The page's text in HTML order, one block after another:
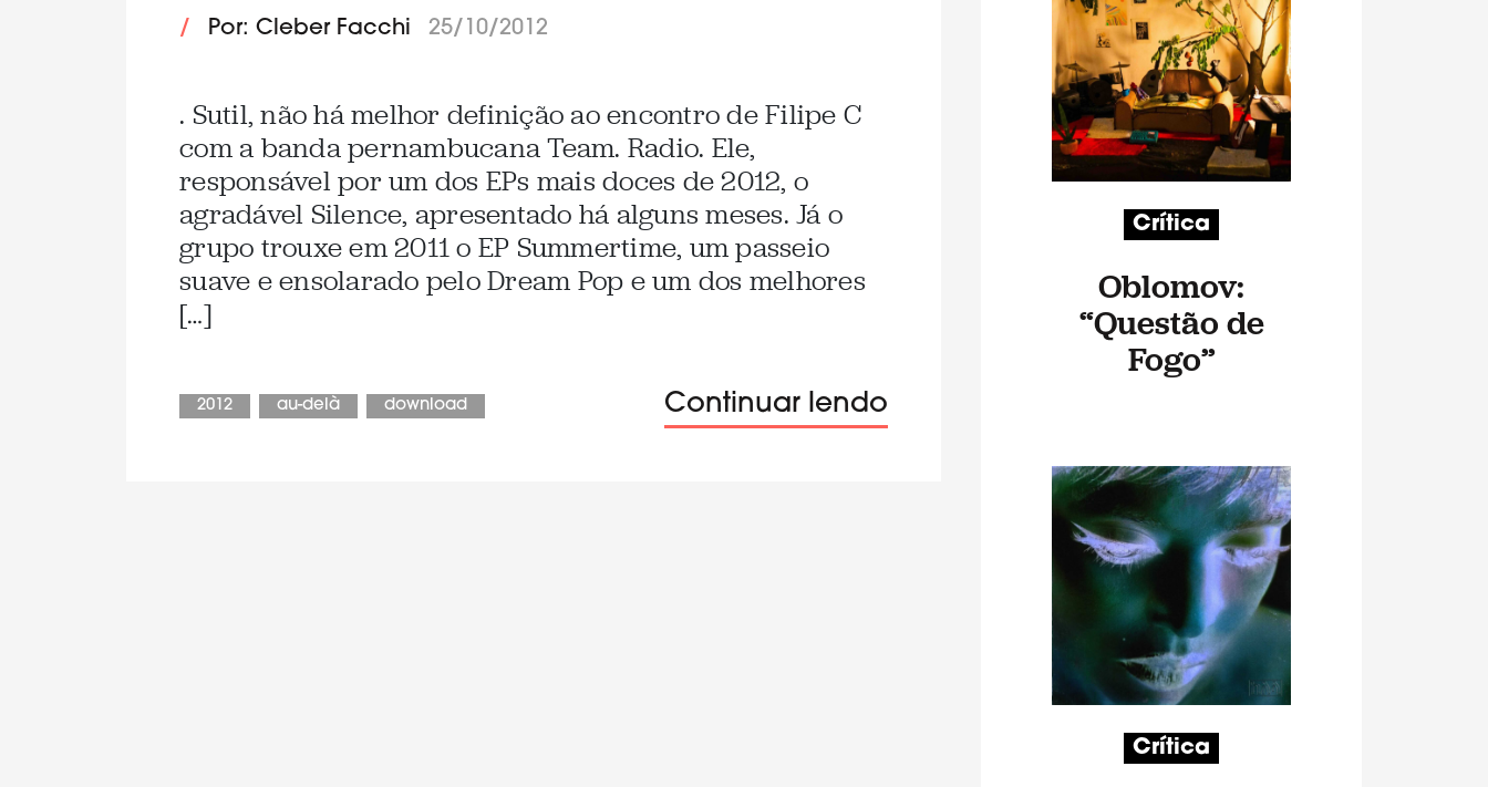
/ Por: Cleber Facchi 25/10/2012
. Sutil, não há melhor definição ao encontro de Filipe C
com a banda pernambucana Team. Radio. Ele,
responsável por um dos EPs mais doces de 2012, o
agradável Silence, apresentado há alguns meses. Já o
grupo trouxe em 2011 o EP Summertime, um passeio
suave e ensolarado pelo Dream Pop e um dos melhores
[…]
2012 au-delà download Continuar lendo
Crítica
Oblomov:
“Questão de
Fogo”
Crítica